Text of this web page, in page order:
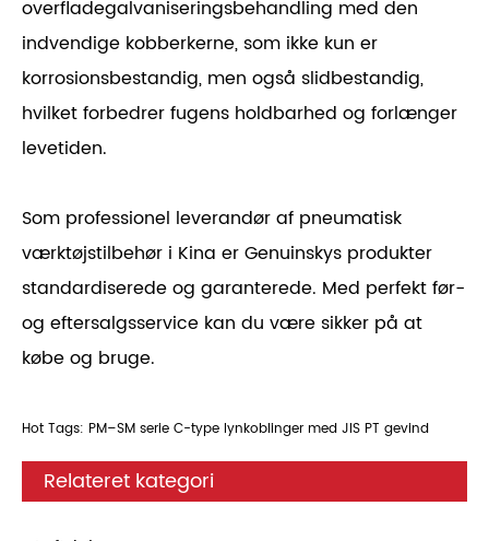
overfladegalvaniseringsbehandling med den
indvendige kobberkerne, som ikke kun er
korrosionsbestandig, men også slidbestandig,
hvilket forbedrer fugens holdbarhed og forlænger
levetiden.
Som professionel leverandør af pneumatisk
værktøjstilbehør i Kina er Genuinskys produkter
standardiserede og garanterede. Med perfekt før-
og eftersalgsservice kan du være sikker på at
købe og bruge.
Hot Tags: PM–SM serie C-type lynkoblinger med JIS PT gevind
Relateret kategori